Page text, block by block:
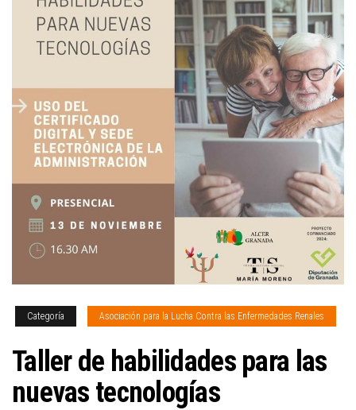
Categoría Asociación para la Lucha Contra las Enfermedades Renales
Taller de habilidades para las
nuevas tecnologías